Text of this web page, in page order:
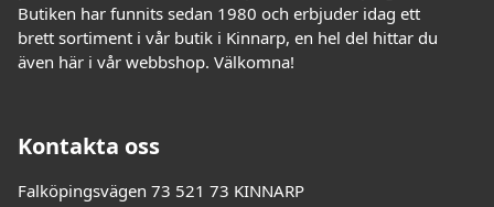
Butiken har funnits sedan 1980 och erbjuder idag ett
brett sortiment i vår butik i Kinnarp, en hel del hittar du
även här i vår webbshop. Välkomna!
Kontakta oss
Falköpingsvägen 73 521 73 KINNARP